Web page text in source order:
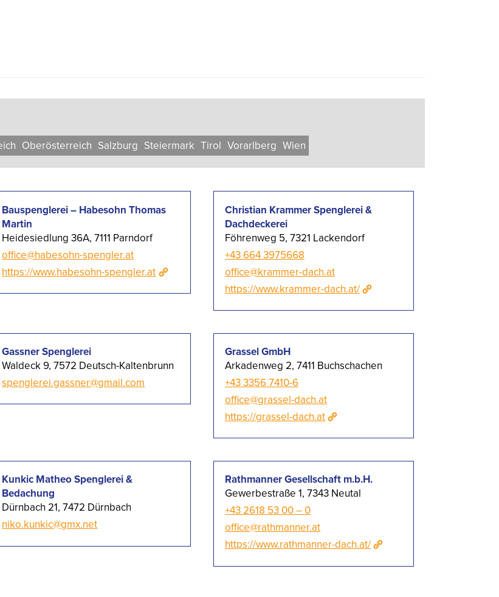
Ober­österreich Salzburg Steier­mark Tirol Vorarl­berg Wien
Bauspenglerei – Habesohn Thomas
Martin
Heidesiedlung 36A, 7111 Parndorf
office@habesohn-spengler.at
https://www.habesohn-spengler.at
Christian Krammer Spenglerei &
Dachdeckerei
Föhrenweg 5, 7321 Lackendorf
+43 664 3975668
office@krammer-dach.at
https://www.krammer-dach.at/
Gassner Spenglerei
Waldeck 9, 7572 Deutsch-Kaltenbrunn
spenglerei.gassner@gmail.com
Grassel GmbH
Arkadenweg 2, 7411 Buchschachen
+43 3356 7410-6
office@grassel-dach.at
https://grassel-dach.at
Kunkic Matheo Spenglerei &
Bedachung
Dürnbach 21, 7472 Dürnbach
niko.kunkic@gmx.net
Rathmanner Gesellschaft m.b.H.
Gewerbestraße 1, 7343 Neutal
+43 2618 53 00 – 0
office@rathmanner.at
https://www.rathmanner-dach.at/